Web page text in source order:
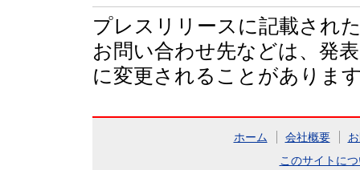
プレスリリースに記載され
お問い合わせ先などは、発
に変更されることがありま
ホーム 会社概要
このサイトに